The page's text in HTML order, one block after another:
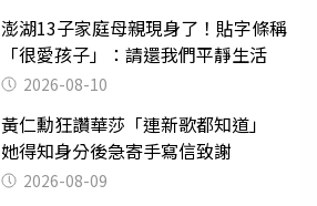
澎湖13子家庭母親現身了！貼字條稱
「很愛孩子」：請還我們平靜生活
2026-08-10
黃仁勳狂讚華莎「連新歌都知道」
她得知身分後急寄手寫信致謝
2026-08-09